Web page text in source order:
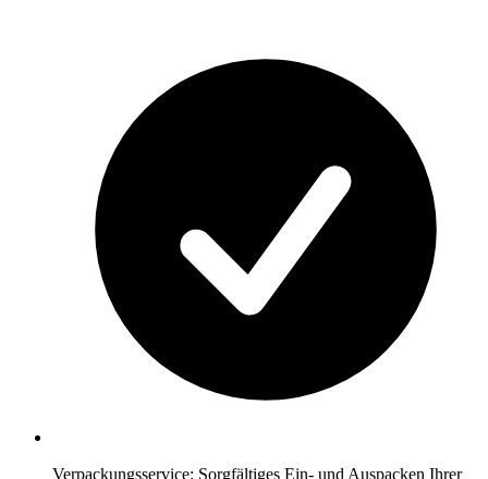
Verpackungsservice: Sorgfältiges Ein- und Auspacken Ihrer